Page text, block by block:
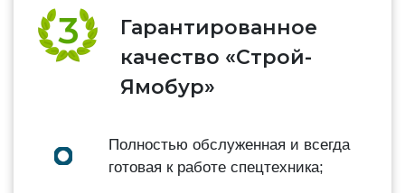
Гарантированное
качество «Строй-
Ямобур»
Полностью обслуженная и всегда
готовая к работе спецтехника;